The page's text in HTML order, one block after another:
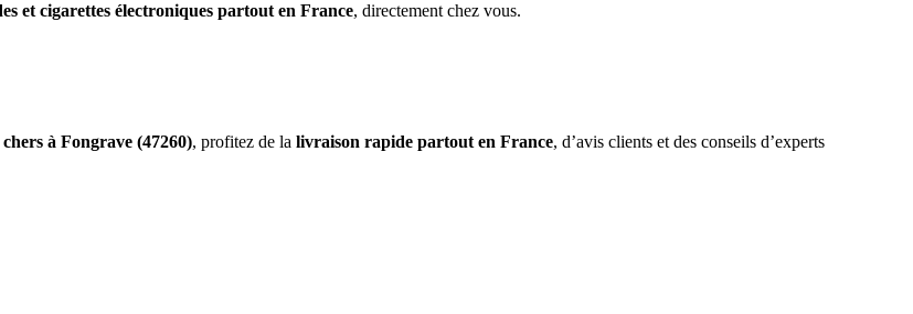
et cigarettes électroniques partout en France, directement chez vous.
à Fongrave (47260), profitez de la livraison rapide partout en France, d’avis clients et des conseils d’experts